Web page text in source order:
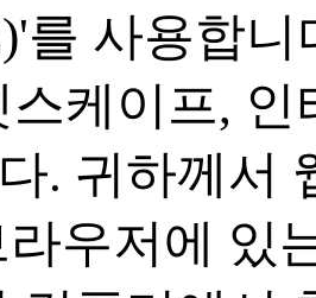
를 사용합니
스케이프, 인
. 귀하께서
우저에 있